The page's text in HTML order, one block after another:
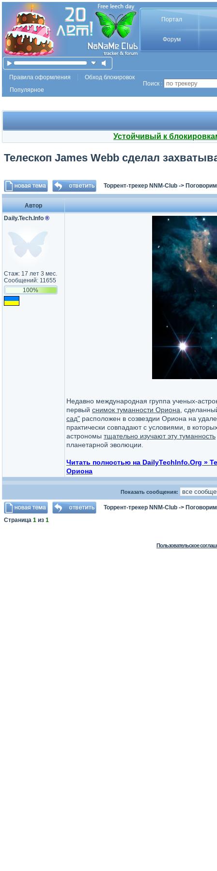
Портал
Форум
Правила оформления
Обход блокировок
Популярное
Поиск :
Устойчивый к
Телескоп James Webb сделал
Торрент-трекер NNM-Club -> Поговорим
Автор
Daily.Tech.Info ®
Стаж: 17 лет 3 мес.
Сообщений: 11655
100%
Недавно международная группа ученых-
первый снимок туманности Ориона ,
сад" расположен в созвездии Ориона на
практически совпадают с условиями, в
астрономы тщательно изучают эту туманность
планетарной эволюции.
Читать полностью на DailyTechInfo.Org »
Ориона
Показать сообщения:
Торрент-трекер NNM-Club -> Поговорим
Страница 1 из 1
Пользовательское